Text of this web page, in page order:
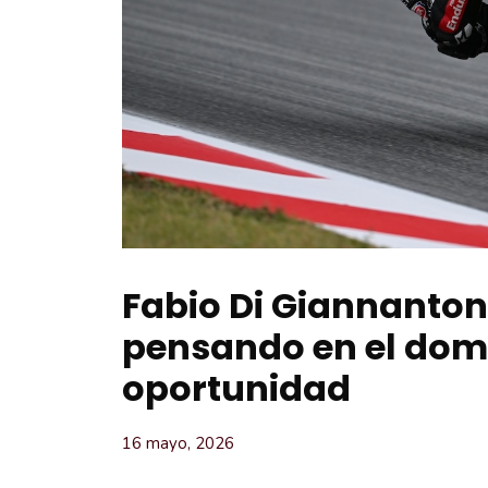
Fabio Di
pensando en el
oportunidad
16 mayo, 2026